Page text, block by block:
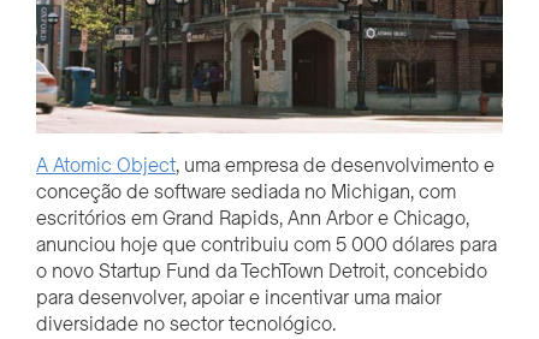
A Atomic Object, uma empresa de desenvolvimento e
conceção de software sediada no Michigan, com
escritórios em Grand Rapids, Ann Arbor e Chicago,
anunciou hoje que contribuiu com 5 000 dólares para
o novo Startup Fund da TechTown Detroit, concebido
para desenvolver, apoiar e incentivar uma maior
diversidade no sector tecnológico.